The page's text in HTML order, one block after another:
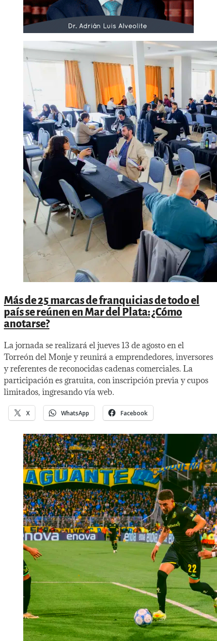
Más de 25 marcas de franquicias de todo el
país se reúnen en Mar del Plata: ¿Cómo
anotarse?
La jornada se realizará el jueves 13 de agosto en el
Torreón del Monje y reunirá a emprendedores, inversores
y referentes de reconocidas cadenas comerciales. La
participación es gratuita, con inscripción previa y cupos
limitados, ingresando vía web.
X WhatsApp Facebook